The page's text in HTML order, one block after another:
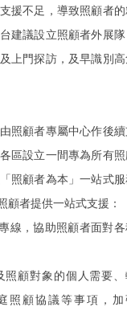
援不足，導致照顧者
建議設立照顧者外展
上門探訪，及早識別
照顧者專屬中心作後
區設立一間專為所有
照顧者為本」一站式
顧者提供一站式支援：
線，協助照顧者面對
照顧對象的個人需要、
照顧協議等事項，加